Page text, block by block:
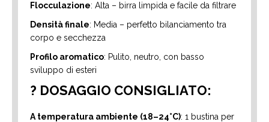
Flocculazione: Alta – birra limpida e facile da filtrare
Densità finale: Media – perfetto bilanciamento tra
corpo e secchezza
Profilo aromatico: Pulito, neutro, con basso
sviluppo di esteri
? DOSAGGIO CONSIGLIATO:
A temperatura ambiente (18–24°C): 1 bustina per